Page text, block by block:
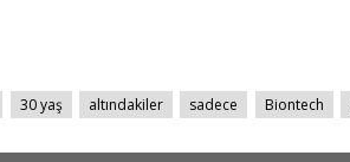
30 yaş altındakiler sadece Biontech